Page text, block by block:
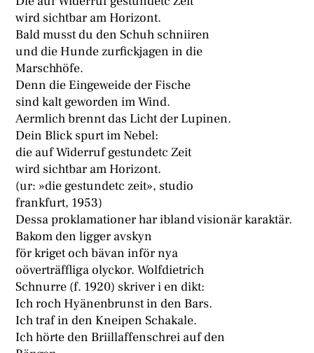
wird sichtbar am Horizont.
Bald musst du den Schuh schniiren
und die Hunde zurfickjagen in die
Marschhöfe.
Denn die Eingeweide der Fische
sind kalt geworden im Wind.
Aermlich brennt das Licht der Lupinen.
Dein Blick spurt im Nebel:
die auf Widerruf gestundetc Zeit
wird sichtbar am Horizont.
(ur: »die gestundetc zeit», studio
frankfurt, 1953)
Dessa proklamationer har ibland visionär karaktär.
Bakom den ligger avskyn
för kriget och bävan inför nya
oöverträffliga olyckor. Wolfdietrich
Schnurre (f. 1920) skriver i en dikt:
Ich roch Hyänenbrunst in den Bars.
Ich traf in den Kneipen Schakale.
Ich hörte den Briillaffenschrei auf den